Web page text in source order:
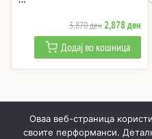
3,870ден Original
price
was:
3,870 ден.
2,878ден
price
is:
Додај во кошница
Оваа веб-страница
своите перформанси.